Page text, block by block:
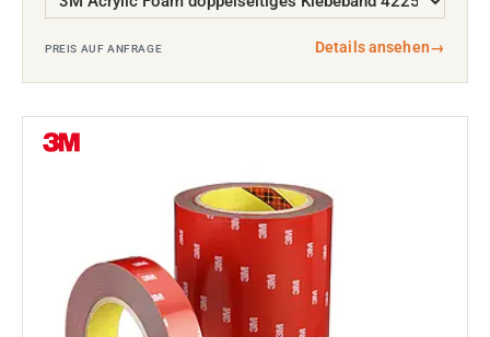
PREIS AUF ANFRAGE Details ansehen→